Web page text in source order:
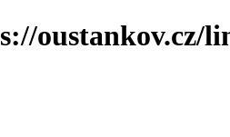
oustankov.cz/